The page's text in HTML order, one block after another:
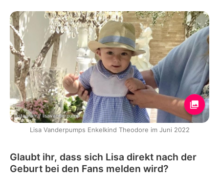
Instagram / lisavanderpump
Lisa Vanderpumps Enkelkind Theodore im Juni 2022
Glaubt ihr, dass sich Lisa direkt nach der
Geburt bei den Fans melden wird?